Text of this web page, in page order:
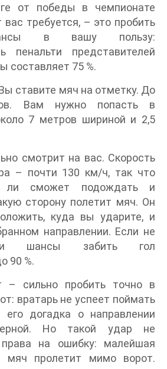
от победы в чемпионате
требуется, – это пробить
в вашу пользу:
пенальти представителей
составляет 75 %.
ставите мяч на отметку. До
Вам нужно попасть в
7 метров шириной и 2,5
смотрит на вас. Скорость
– почти 130 км/ч, так что
ли сможет подождать и
сторону полетит мяч. Он
куда вы ударите, и
направлении. Если не
шансы забить гол
90 %.
– сильно пробить точно в
вратарь не успеет поймать
догадка о направлении
Но такой удар не
на ошибку: малейшая
мяч пролетит мимо ворот.